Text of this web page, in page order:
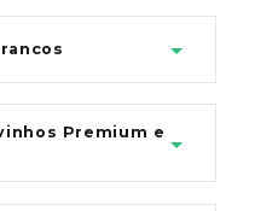
Premium e